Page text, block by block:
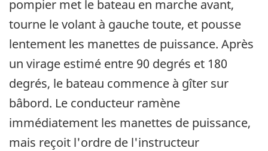
pompier met le bateau en marche avant,
tourne le volant à gauche toute, et pousse
lentement les manettes de puissance. Après
un virage estimé entre 90 degrés et 180
degrés, le bateau commence à gîter sur
bâbord. Le conducteur ramène
immédiatement les manettes de puissance,
mais reçoit l'ordre de l'instructeur